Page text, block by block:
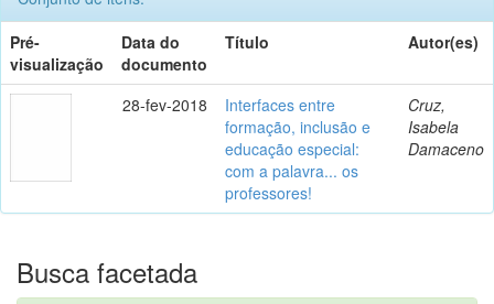
Pré-
visualização
Data do
documento
Título Autor(es)
28-fev-2018
Interfaces entre
formação, inclusão e
educação especial:
com a palavra... os
professores!
Cruz,
Isabela
Damaceno
Busca facetada